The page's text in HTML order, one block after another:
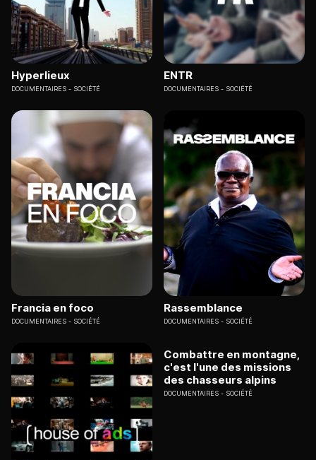
Hyperlieux
DOCUMENTAIRES SOCIÉTÉ
ENTR
DOCUMENTAIRES SOCIÉTÉ
Francia en foco
DOCUMENTAIRES SOCIÉTÉ
Rassemblance
DOCUMENTAIRES SOCIÉTÉ
Combattre en montagne,
c'est l'une des missions
des chasseurs alpins
DOCUMENTAIRES SOCIÉTÉ